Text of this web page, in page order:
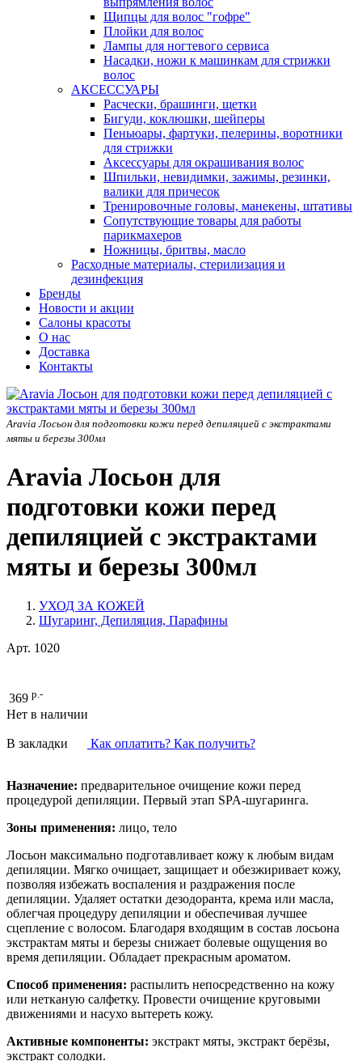
Щипцы для волос "гофре"
Плойки для волос
Лампы для ногтевого сервиса
Насадки, ножи к машинкам для стрижки
волос
АКСЕССУАРЫ
Расчески, брашинги, щетки
Бигуди, коклюшки, шейперы
Пеньюары, фартуки, пелерины, воротники
для стрижки
Аксессуары для окрашивания волос
Шпильки, невидимки, зажимы, резинки,
валики для причесок
Тренировочные головы, манекены, штативы
Сопутствующие товары для работы
парикмахеров
Ножницы, бритвы, масло
Расходные материалы, стерилизация и
дезинфекция
Бренды
Новости и акции
Салоны красоты
О нас
Доставка
Контакты
Aravia Лосьон для подготовки кожи перед депиляцией с экстрактами
мяты и березы 300мл
Aravia Лосьон для
подготовки кожи перед
депиляцией с экстрактами
мяты и березы 300мл
УХОД ЗА КОЖЕЙ
Шугаринг, Депиляция, Парафины
Арт. 1020
369 р.-
Нет в наличии
В закладки Как оплатить? Как получить?
Назначение: предварительное очищение кожи перед
процедурой депиляции. Первый этап SPA-шугаринга.
Зоны применения: лицо, тело
Лосьон максимально подготавливает кожу к любым видам
депиляции. Мягко очищает, защищает и обезжиривает кожу,
позволяя избежать воспаления и раздражения после
депиляции. Удаляет остатки дезодоранта, крема или масла,
облегчая процедуру депиляции и обеспечивая лучшее
сцепление с волосом. Благодаря входящим в состав лосьона
экстрактам мяты и березы снижает болевые ощущения во
время депиляции. Обладает прекрасным ароматом.
Способ применения: распылить непосредственно на кожу
или нетканую салфетку. Провести очищение круговыми
движениями и насухо вытереть кожу.
Активные компоненты: экстракт мяты, экстракт берёзы,
экстракт солодки.